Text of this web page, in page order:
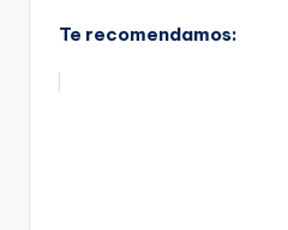
Te recomendamos: